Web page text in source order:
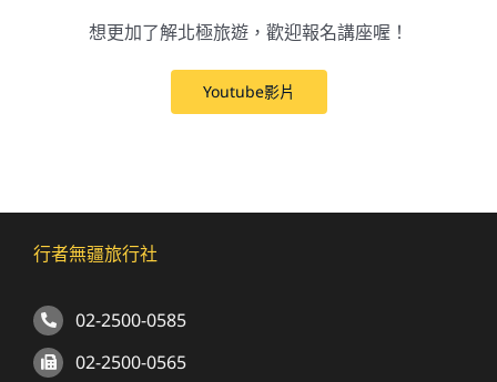
想更加了解北極旅遊，歡迎報名講座喔！
Youtube影片
行者無疆旅行社
02-2500-0585
02-2500-0565